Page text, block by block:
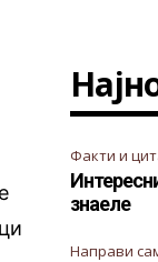
Факти и
знаеле
Направи